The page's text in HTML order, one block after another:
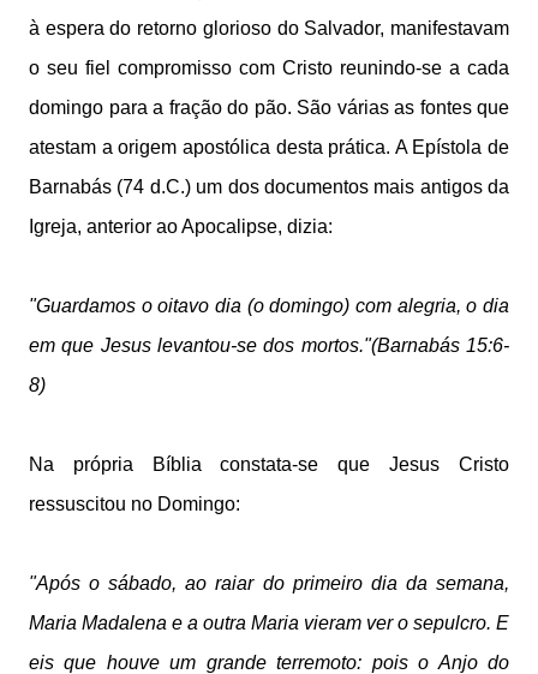
à espera do retorno glorioso do Salvador, manifestavam
o seu fiel compromisso com Cristo reunindo-se a cada
domingo para a fração do pão. São várias as fontes que
atestam a origem apostólica desta prática. A Epístola de
Barnabás (74 d.C.) um dos documentos mais antigos da
Igreja, anterior ao Apocalipse, dizia:
"Guardamos o oitavo dia (o domingo) com alegria, o dia
em que Jesus levantou-se dos mortos."(Barnabás 15:6-
8)
Na própria Bíblia constata-se que Jesus Cristo
ressuscitou no Domingo:
"Após o sábado, ao raiar do primeiro dia da semana,
Maria Madalena e a outra Maria vieram ver o sepulcro. E
eis que houve um grande terremoto: pois o Anjo do